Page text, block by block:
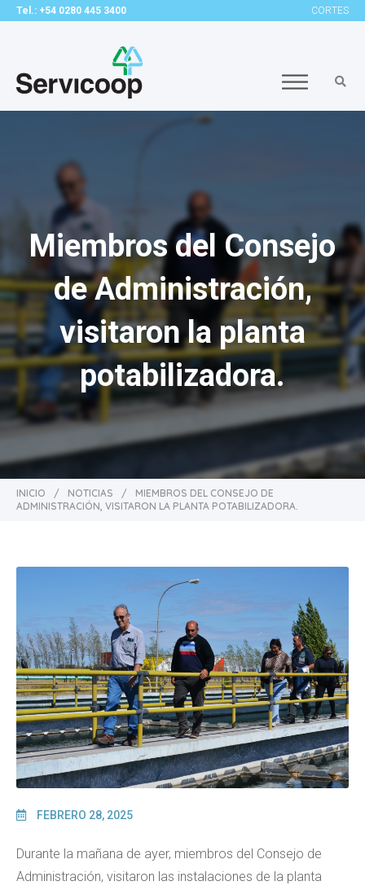
Tel.: +54 0280 445 3400 CORTES
Miembros del Consejo
de Administración,
visitaron la planta
potabilizadora.
INICIO / NOTICIAS /
MIEMBROS DEL CONSEJO DE
ADMINISTRACIÓN, VISITARON LA PLANTA POTABILIZADORA.
FEBRERO 28, 2025
Durante la mañana de ayer, miembros del Consejo de
Administración, visitaron las instalaciones de la planta